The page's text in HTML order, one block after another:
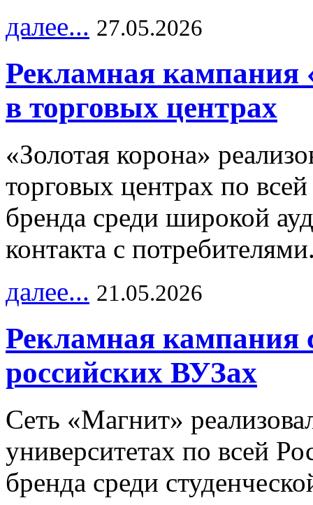
далее... 27.05.2026
Рекламная кампания
в торговых центрах
«Золотая корона»
торговых центрах по
бренда среди широкой
контакта с
далее... 21.05.2026
Рекламная кампания
российских ВУЗах
Сеть «Магнит»
университетах по всей
бренда среди